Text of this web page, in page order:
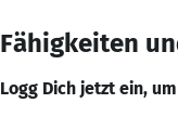
Fähigkeiten
Logg Dich jetzt ein,